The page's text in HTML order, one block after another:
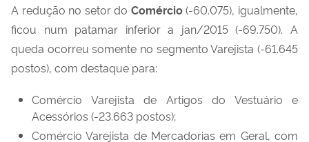
A redução no setor do Comércio(-60.075), igualmente,
ficou num patamar inferior a jan/2015 (-69.750). A
queda ocorreu somente no segmento Varejista (-61.645
postos), com destaque para:
Comércio Varejista de Artigos do Vestuário e
Acessórios (-23.663 postos);
Comércio Varejista de Mercadorias em Geral, com